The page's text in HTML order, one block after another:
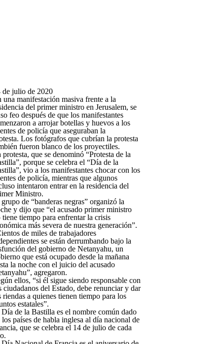
de julio de 2020
una manifestación masiva frente a la
del primer ministro en Jerusalem, se
feo después de que los manifestantes
a arrojar botellas y huevos a los
de policía que aseguraban la
Los fotógrafos que cubrían la protesta
fueron blanco de los proyectiles.
protesta, que se denominó “Protesta de la
porque se celebra el “Día de la
vio a los manifestantes chocar con los
de policía, mientras que algunos
intentaron entrar en la residencia del
Ministro.
de “banderas negras” organizó la
y dijo que “el acusado primer ministro
tiene tiempo para enfrentar la crisis
más severa de nuestra generación”.
de miles de trabajadores
se están derrumbando bajo la
del gobierno de Netanyahu, un
que está ocupado desde la mañana
la noche con el juicio del acusado
agregaron.
ellos, “si él sigue siendo responsable con
ciudadanos del Estado, debe renunciar y dar
riendas a quienes tienen tiempo para los
estatales”.
de la Bastilla es el nombre común dado
los países de habla inglesa al día nacional de
que se celebra el 14 de julio de cada